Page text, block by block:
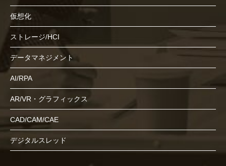
仮想化
ストレージ/HCI
データマネジメント
AI/RPA
AR/VR・グラフィックス
CAD/CAM/CAE
デジタルスレッド